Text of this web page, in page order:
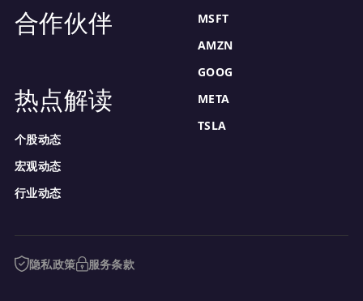
合作伙伴
热点解读
个股动态
宏观动态
行业动态
MSFT
AMZN
GOOG
META
TSLA
隐私政策 服务条款